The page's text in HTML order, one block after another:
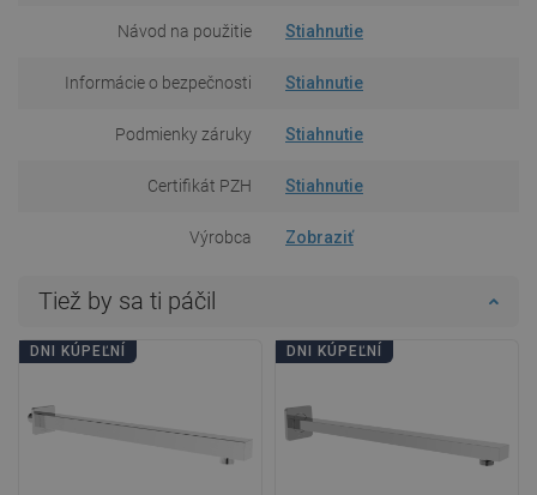
Návod na použitie Stiahnutie
Informácie o bezpečnosti Stiahnutie
Podmienky záruky Stiahnutie
Certifikát PZH Stiahnutie
Výrobca Zobraziť
Tiež by sa ti páčil
DNI KÚPEĽNÍ DNI KÚPEĽNÍ